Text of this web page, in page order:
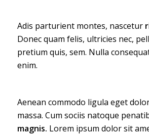
Adis parturient montes, nascetur
Donec quam felis, ultricies nec,
pretium quis, sem. Nulla
enim.
Aenean commodo ligula eget
massa. Cum sociis natoque
magnis. Lorem ipsum dolor sit